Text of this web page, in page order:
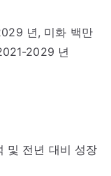
년, 미화 백만
2029 년
및 전년 대비 성장